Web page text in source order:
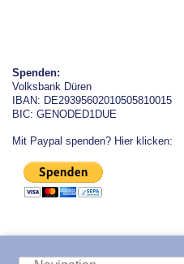
Spenden:
Volksbank Düren
IBAN: DE29395602010505810015
BIC: GENODED1DUE
Mit Paypal spenden? Hier klicken: